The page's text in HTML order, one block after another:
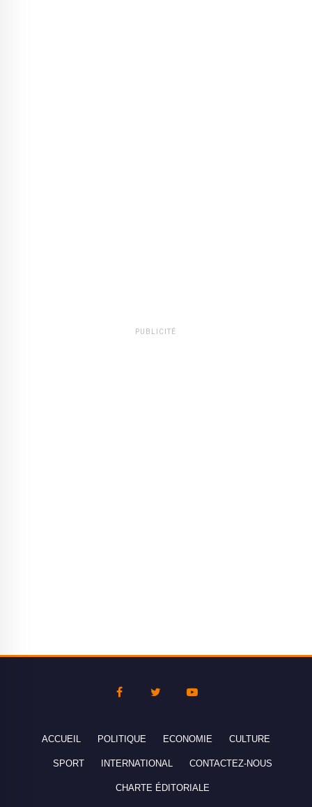
PUBLICITÉ
ACCUEIL POLITIQUE ECONOMIE CULTURE
SPORT INTERNATIONAL CONTACTEZ-NOUS
CHARTE ÉDITORIALE